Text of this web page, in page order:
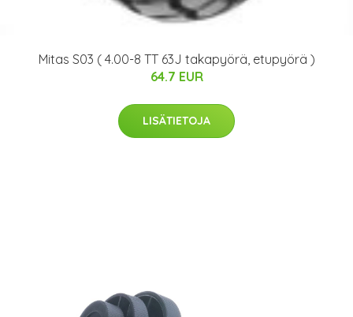
Mitas S03 ( 4.00-8 TT 63J takapyörä, etupyörä )
64.7 EUR
LISÄTIETOJA